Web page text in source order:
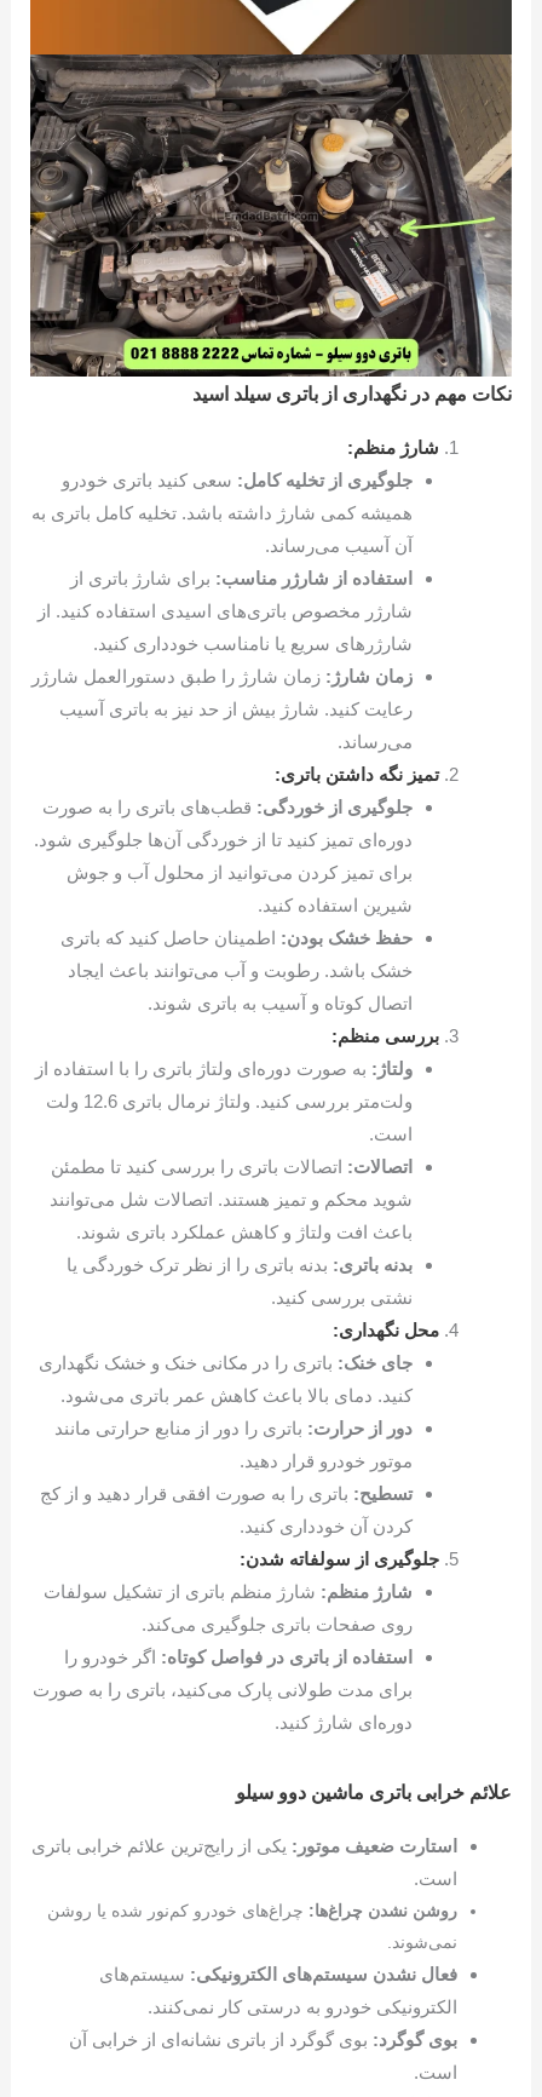
نکات مهم در نگهداری از باتری سیلد اسید
شارژ منظم:
جلوگیری از تخلیه کامل: سعی کنید باتری خودرو
همیشه کمی شارژ داشته باشد. تخلیه کامل باتری به
آن آسیب می‌رساند.
استفاده از شارژر مناسب: برای شارژ باتری از
شارژر مخصوص باتری‌های اسیدی استفاده کنید. از
شارژرهای سریع یا نامناسب خودداری کنید.
زمان شارژ: زمان شارژ را طبق دستورالعمل شارژر
رعایت کنید. شارژ بیش از حد نیز به باتری آسیب
می‌رساند.
تمیز نگه داشتن باتری:
جلوگیری از خوردگی: قطب‌های باتری را به صورت
دوره‌ای تمیز کنید تا از خوردگی آن‌ها جلوگیری شود.
برای تمیز کردن می‌توانید از محلول آب و جوش
شیرین استفاده کنید.
حفظ خشک بودن: اطمینان حاصل کنید که باتری
خشک باشد. رطوبت و آب می‌توانند باعث ایجاد
اتصال کوتاه و آسیب به باتری شوند.
بررسی منظم:
ولتاژ: به صورت دوره‌ای ولتاژ باتری را با استفاده از
ولت‌متر بررسی کنید. ولتاژ نرمال باتری 12.6 ولت
است.
اتصالات: اتصالات باتری را بررسی کنید تا مطمئن
شوید محکم و تمیز هستند. اتصالات شل می‌توانند
باعث افت ولتاژ و کاهش عملکرد باتری شوند.
بدنه باتری: بدنه باتری را از نظر ترک خوردگی یا
نشتی بررسی کنید.
محل نگهداری:
جای خنک: باتری را در مکانی خنک و خشک نگهداری
کنید. دمای بالا باعث کاهش عمر باتری می‌شود.
دور از حرارت: باتری را دور از منابع حرارتی مانند
موتور خودرو قرار دهید.
تسطیح: باتری را به صورت افقی قرار دهید و از کج
کردن آن خودداری کنید.
جلوگیری از سولفاته شدن:
شارژ منظم: شارژ منظم باتری از تشکیل سولفات
روی صفحات باتری جلوگیری می‌کند.
استفاده از باتری در فواصل کوتاه: اگر خودرو را
برای مدت طولانی پارک می‌کنید، باتری را به صورت
دوره‌ای شارژ کنید.
علائم خرابی باتری ماشین دوو سیلو
استارت ضعیف موتور: یکی از رایج‌ترین علائم خرابی باتری
است.
روشن نشدن چراغ‌ها: چراغ‌های خودرو کم‌نور شده یا روشن
نمی‌شوند.
فعال نشدن سیستم‌های الکترونیکی: سیستم‌های
الکترونیکی خودرو به درستی کار نمی‌کنند.
بوی گوگرد: بوی گوگرد از باتری نشانه‌ای از خرابی آن
است.